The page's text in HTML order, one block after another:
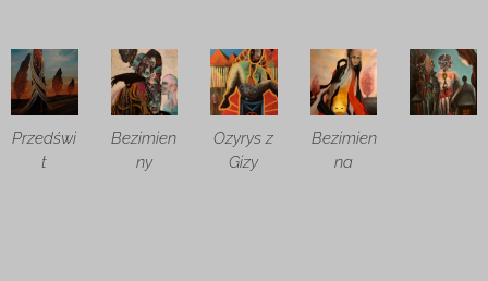
Przedświ
t
Bezimien
ny
Ozyrys z
Gizy
Bezimien
na